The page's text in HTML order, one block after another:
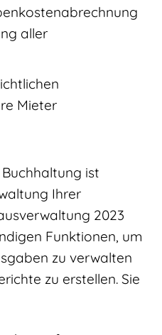
aller
Mieter
ist
Ihrer
2023
Funktionen, um
zu verwalten
zu erstellen. Sie